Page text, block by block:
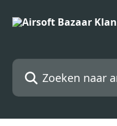
Zoeken naar artikelen ...